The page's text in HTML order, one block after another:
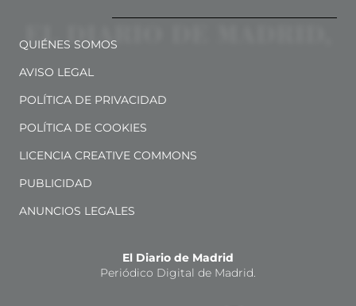
QUIÉNES SOMOS
AVISO LEGAL
POLÍTICA DE PRIVACIDAD
POLÍTICA DE COOKIES
LICENCIA CREATIVE COMMONS
PUBLICIDAD
ANUNCIOS LEGALES
El Diario de Madrid
Periódico Digital de Madrid.